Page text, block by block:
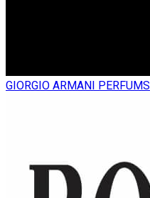
GIORGIO ARMANI PERFUMS